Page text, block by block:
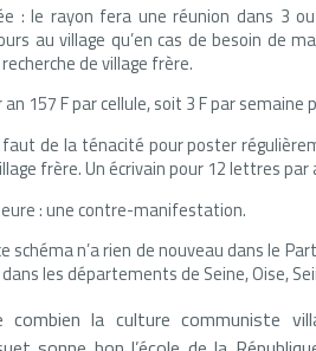
: le rayon fera une réunion dans 3
au village qu’en cas de besoin de
de village frère.
157 F par cellule, soit 3 F par semaine
de la ténacité pour poster
frère. Un écrivain pour 12 lettres par
: une contre-manifestation.
schéma n’a rien de nouveau dans le
les départements de Seine, Oise,
combien la culture communiste